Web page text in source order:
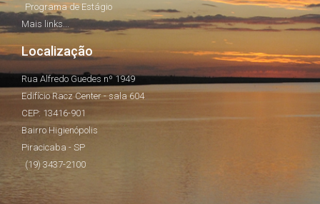
Programa de Estágio
Mais links...
Localização
Rua Alfredo Guedes nº 1949
Edifício Racz Center - sala 604
CEP: 13416-901
Bairro Higienópolis
Piracicaba - SP
(19) 3437-2100